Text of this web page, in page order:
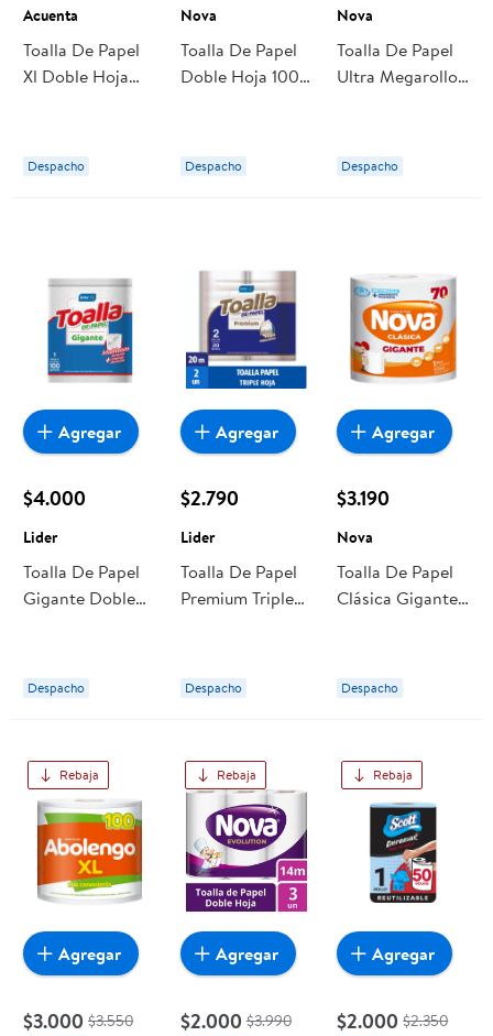
Acuenta
Toalla De Papel
Xl Doble Hoja
Despacho
Nova
Toalla De Papel
Doble Hoja 100
Despacho
Nova
Toalla De Papel
Ultra Megarollo
Despacho
$4.000
Lider
Toalla De Papel
Gigante Doble
Despacho
Agregar
$2.790
Lider
Toalla De Papel
Premium Triple
Despacho
Agregar
$3.190
Nova
Toalla De Papel
Clásica Gigante
Despacho
Agregar
Rebaja
$3.000 $3.550
Agregar
Rebaja
$2.000 $3.990
Agregar
Rebaja
$2.000 $2.350
Agregar